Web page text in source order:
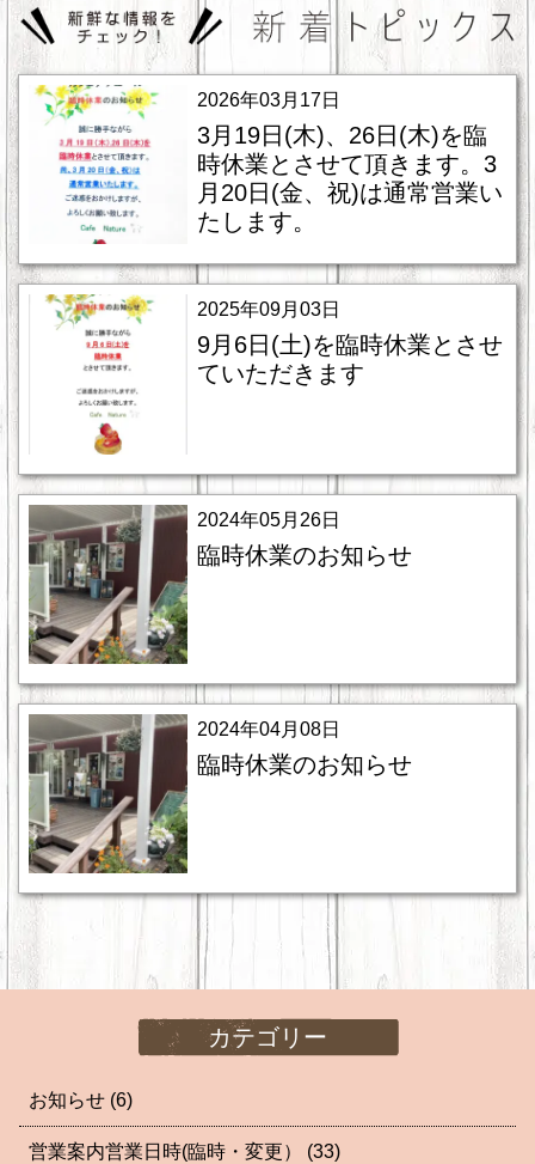
2026年03月17日
3月19日(木)、26日(木)を臨
時休業とさせて頂きます。3
月20日(金、祝)は通常営業い
たします。
2025年09月03日
9月6日(土)を臨時休業とさせ
ていただきます
2024年05月26日
臨時休業のお知らせ
2024年04月08日
臨時休業のお知らせ
カテゴリー
お知らせ (6)
営業案内営業日時(臨時・変更） (33)